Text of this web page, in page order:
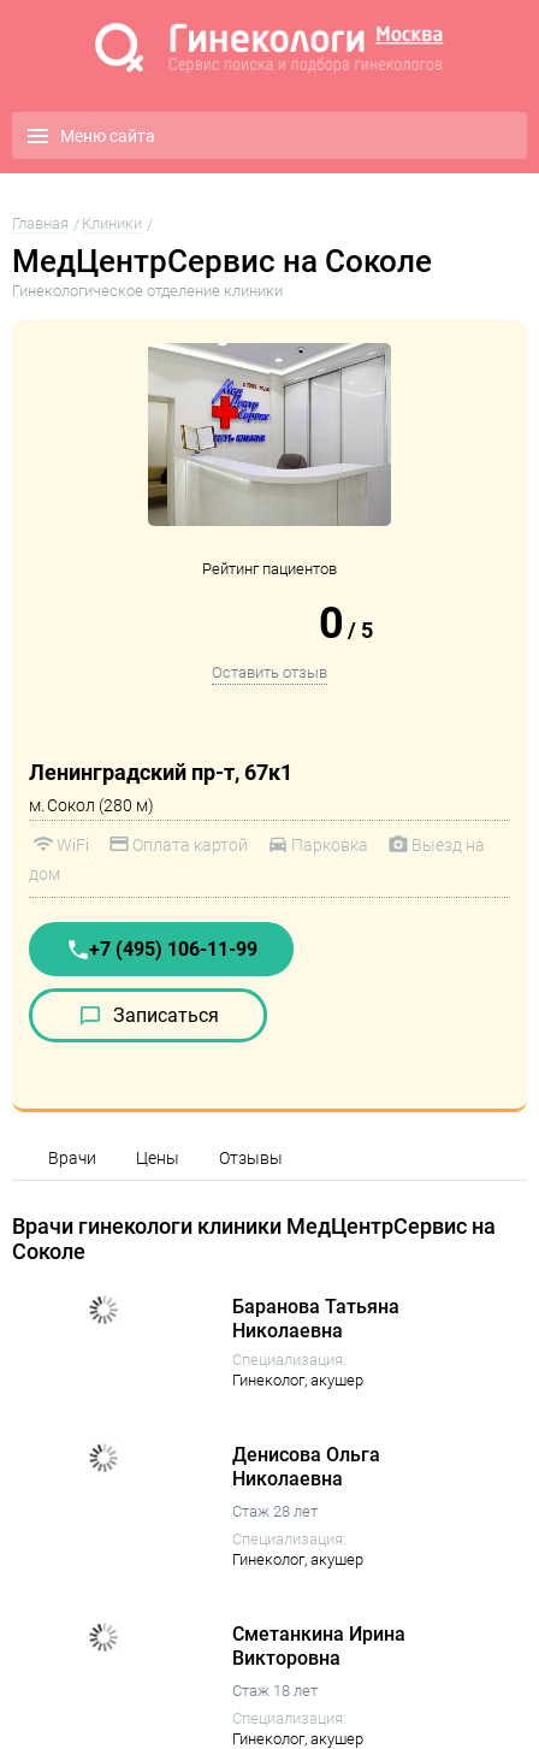
Меню сайта
Главная Клиники
МедЦентрСервис на Соколе
Гинекологическое отделение клиники
Рейтинг пациентов
0 / 5
Оставить отзыв
Ленинградский пр-т, 67к1
м. Сокол (280 м)
WiFi Оплата картой Парковка
Выезд на
дом
+7 (495) 106-11-99
Записаться
Врачи Цены Отзывы
Врачи гинекологи клиники МедЦентрСервис на
Соколе
Баранова Татьяна
Николаевна
Специализация:
Гинеколог, акушер
Денисова Ольга
Николаевна
Стаж 28 лет
Специализация:
Гинеколог, акушер
Сметанкина Ирина
Викторовна
Стаж 18 лет
Специализация:
Гинеколог, акушер